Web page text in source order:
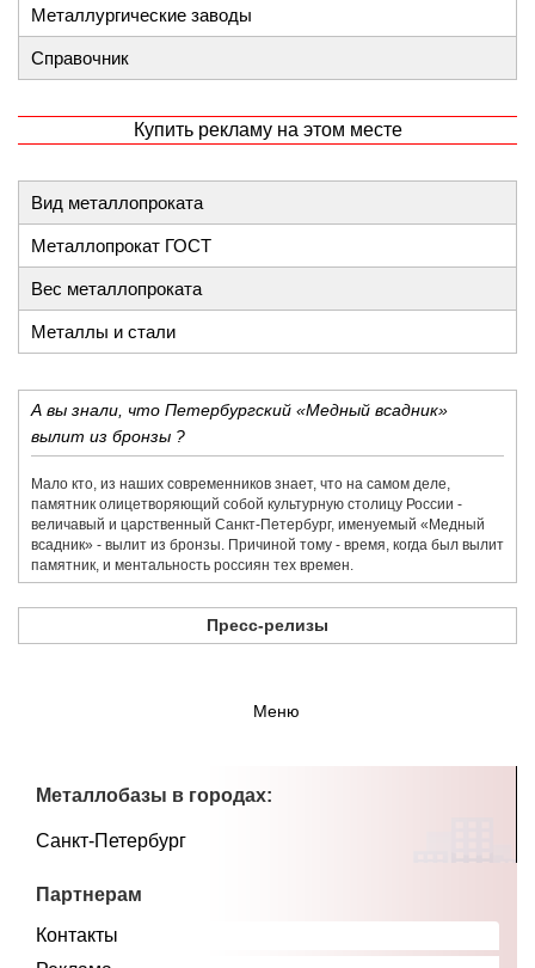
Металлургические заводы
Справочник
Купить рекламу на этом месте
Вид металлопроката
Металлопрокат ГОСТ
Вес металлопроката
Металлы и стали
А вы знали, что Петербургский «Медный всадник»
вылит из бронзы ?
Мало кто, из наших современников знает, что на самом деле,
памятник олицетворяющий собой культурную столицу России -
величавый и царственный Санкт-Петербург, именуемый «Медный
всадник» - вылит из бронзы. Причиной тому - время, когда был вылит
памятник, и ментальность россиян тех времен.
Пресс-релизы
Меню
Металлобазы в городах:
Санкт-Петербург
Партнерам
Контакты